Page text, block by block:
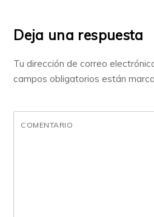
Deja una respuesta
Tu dirección de correo
campos obligatorios están
COMENTARIO